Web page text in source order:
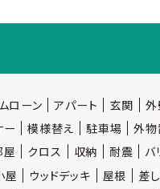
ローン アパート 玄関
外
ー
模様替え 駐車場
外物
屋
クロス 収納 耐震
バ
屋
ウッドデッキ 屋根
差